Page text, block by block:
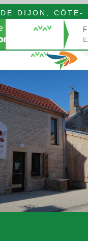
DIJON, CÔTE-